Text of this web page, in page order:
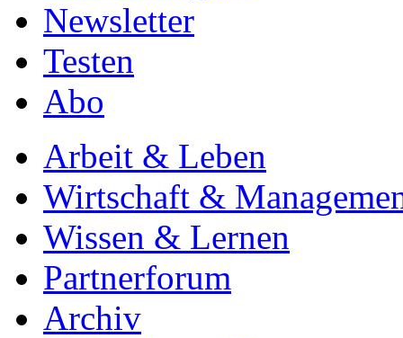
Newsletter
Testen
Abo
Arbeit & Leben
Wirtschaft &
Wissen & Lernen
Partnerforum
Archiv